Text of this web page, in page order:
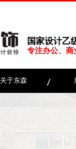
国家设计乙
专注办公、商
关于东森